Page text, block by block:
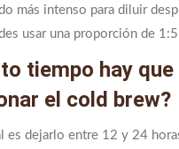
más intenso para diluir
usar una proporción de
tiempo hay
el cold brew?
es dejarlo entre 12 y 24